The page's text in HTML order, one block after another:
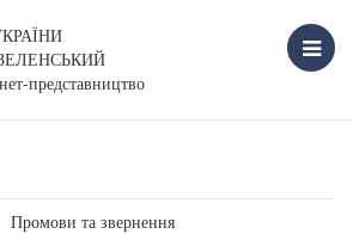
представництво
Промови та звернення